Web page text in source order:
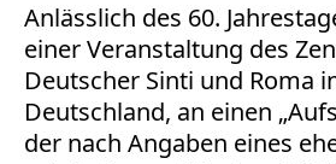
Anlässlich des 60.
einer Veranstaltung des
Deutscher Sinti und Roma
Deutschland, an einen
der nach Angaben eines